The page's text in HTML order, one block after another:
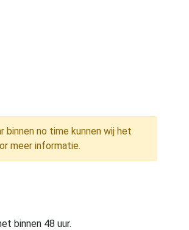
no time kunnen wij het
meer informatie.
binnen 48 uur.